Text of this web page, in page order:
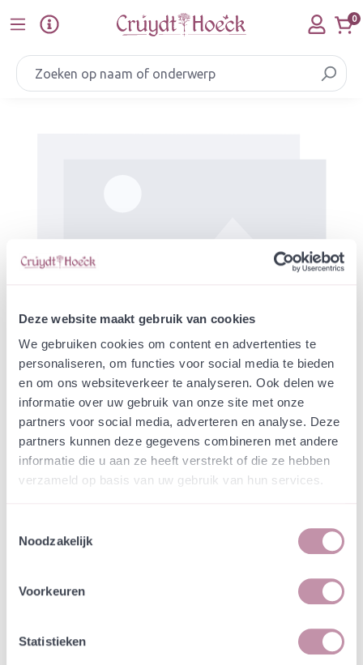
Deze website maakt gebruik van cookies
We gebruiken cookies om content en advertenties te
personaliseren, om functies voor social media te bieden
en om ons websiteverkeer te analyseren. Ook delen we
informatie over uw gebruik van onze site met onze
partners voor social media, adverteren en analyse. Deze
partners kunnen deze gegevens combineren met andere
informatie die u aan ze heeft verstrekt of die ze hebben
verzameld op basis van uw gebruik van hun services.
Noodzakelijk
Voorkeuren
Statistieken
Ga naar de hoofdinhoud 0
Webshop Speciaalmengsels (hidden)
Schwienswei Sittard-Geleen
In een zakje zitten genoeg zaden om
tientallen planten op te kweken.
incl. btw
Bewaren